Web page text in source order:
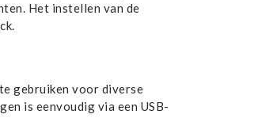
Het instellen van de
gebruiken voor diverse
is eenvoudig via een USB-